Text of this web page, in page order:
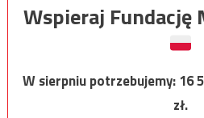
Wspieraj Fundację
W sierpniu potrzebujemy:16
zł.